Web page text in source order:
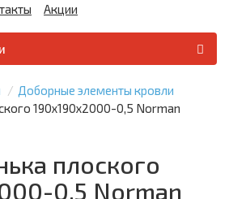
Акции
Доборные элементы кровли
190х190х2000-0,5 Norman
плоского
0,5 Norman